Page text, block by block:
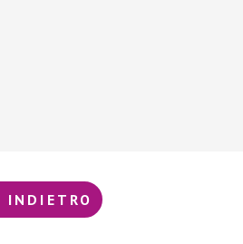
INDIETRO